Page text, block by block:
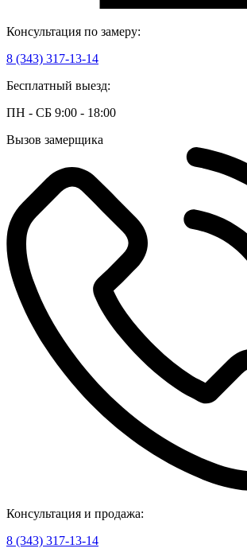
Консультация по замеру:
8 (343) 317-13-14
Бесплатный выезд:
ПН - СБ 9:00 - 18:00
Вызов замерщика
Консультация и продажа:
8 (343) 317-13-14